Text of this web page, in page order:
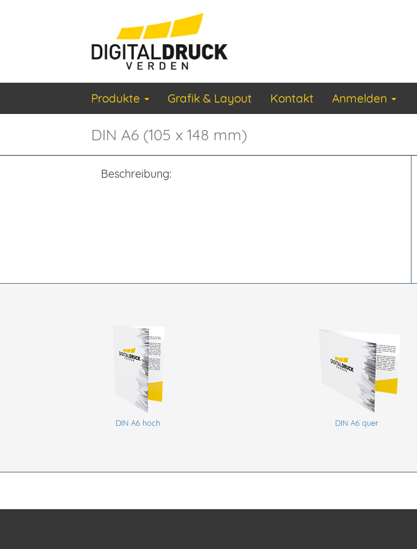
Produkte Grafik & Layout Kontakt Anmelden
DIN A6 (105 x 148 mm)
Beschreibung:
DIN A6 hoch DIN A6 quer